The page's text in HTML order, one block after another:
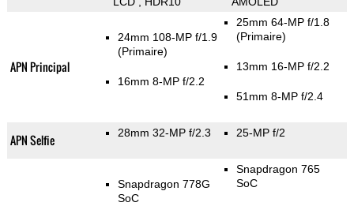
APN Principal
24mm 108-MP f/1.9
(Primaire)
16mm 8-MP f/2.2
25mm 64-MP f/1.8
(Primaire)
13mm 16-MP f/2.2
51mm 8-MP f/2.4
APN Selfie 28mm 32-MP f/2.3 25-MP f/2
Snapdragon 778G
SoC
Snapdragon 765
SoC